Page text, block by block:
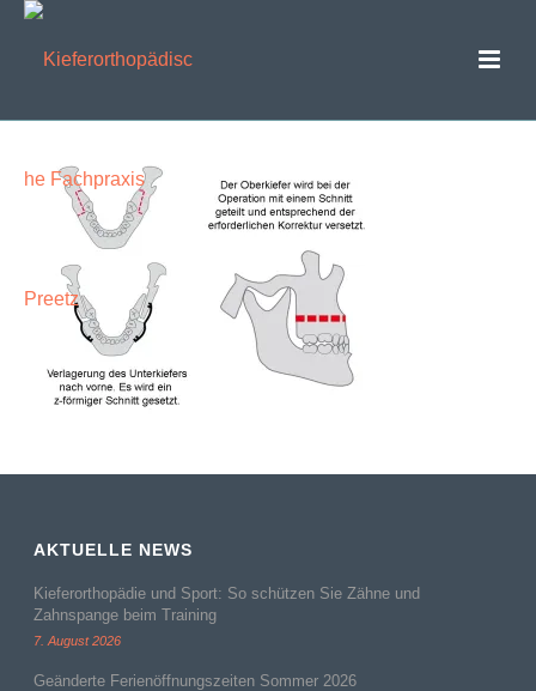
AKTUELLE NEWS
Kieferorthopädie und Sport: So schützen Sie Zähne und
Zahnspange beim Training
7. August 2026
Geänderte Ferienöffnungszeiten Sommer 2026